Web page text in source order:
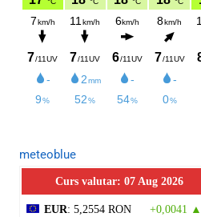
meteoblue
Curs valutar: 07 Aug 2026
EUR: 5,2554 RON
+0,0041 ▲